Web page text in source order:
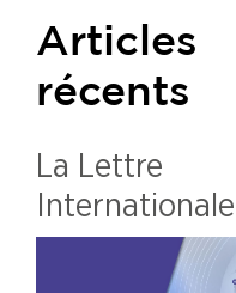
Articles
récents
La Lettre